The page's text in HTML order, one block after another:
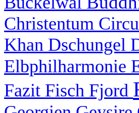
Christentum
Khan Dschungel
Elbphilharmonie
Fazit Fisch Fjord